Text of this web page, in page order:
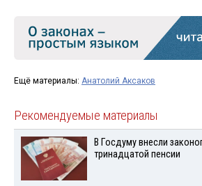
Ещё материалы: Анатолий Аксаков
Рекомендуемые материалы
В Госдуму внесли
тринадцатой пенсии